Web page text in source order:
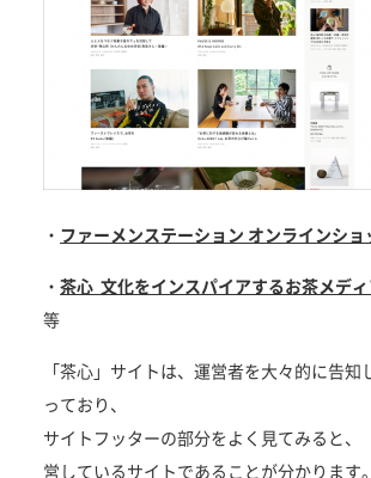
・ ファーメンステーション オンラインショ
・ 茶心 文化をインスパイアするお茶メデ
等
「茶心」サイトは、運営者を大々的に告知
っており、
サイトフッターの部分をよく見てみると、
営しているサイトであることが分かります。